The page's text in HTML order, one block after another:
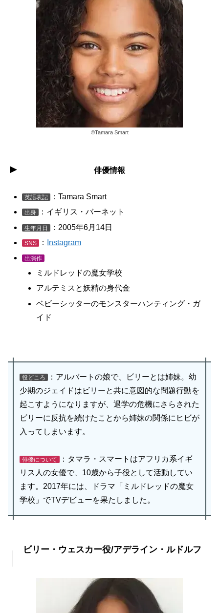
©︎Tamara Smart
俳優情報
英語表記 ：Tamara Smart
出身 ：イギリス・バーネット
生年月日 ：2005年6月14日
SNS ： Instagram
出演作
ミルドレッドの魔女学校
アルテミスと妖精の身代金
ベビーシッターのモンスターハンティング・ガ
イド
役どころ
：アルバートの娘で、ビリーとは姉妹。幼
少期のジェイドはビリーと共に意図的な問題行動を
起こすようになりますが、退学の危機にさらされた
ビリーに反抗を続けたことから姉妹の関係にヒビが
入ってしまいます。
俳優について
：タマラ・スマートはアフリカ系イギ
リス人の女優で、10歳から子役として活動してい
ます。2017年には、ドラマ「ミルドレッドの魔女
学校」でTVデビューを果たしました。
ビリー・ウェスカー役/アデライン・ルドルフ